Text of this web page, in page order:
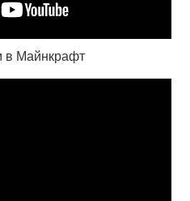
в Майнкрафт